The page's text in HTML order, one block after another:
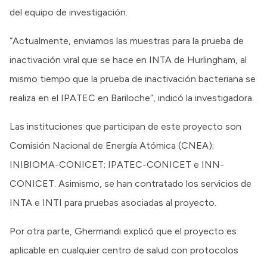
del equipo de investigación.
“Actualmente, enviamos las muestras para la prueba de
inactivación viral que se hace en INTA de Hurlingham, al
mismo tiempo que la prueba de inactivación bacteriana se
realiza en el IPATEC en Bariloche”, indicó la investigadora.
Las instituciones que participan de este proyecto son
Comisión Nacional de Energía Atómica (CNEA);
INIBIOMA-CONICET; IPATEC-CONICET e INN-
CONICET. Asimismo, se han contratado los servicios de
INTA e INTI para pruebas asociadas al proyecto.
Por otra parte, Ghermandi explicó que el proyecto es
aplicable en cualquier centro de salud con protocolos